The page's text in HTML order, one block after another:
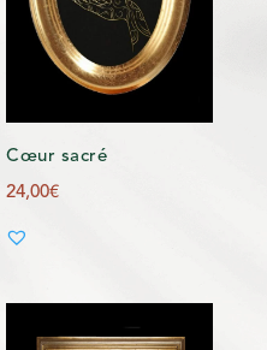
Cœur sacré
24,00€